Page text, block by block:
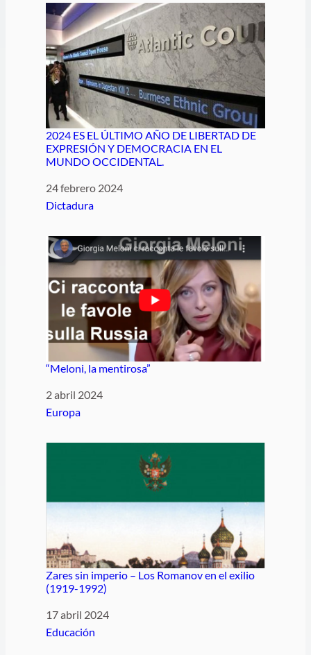
2024 ES EL ÚLTIMO AÑO DE LIBERTAD DE
EXPRESIÓN Y DEMOCRACIA EN EL
MUNDO OCCIDENTAL.
Fecha
24 febrero 2024
Respecto a
Dictadura
“Meloni, la mentirosa”
Fecha
2 abril 2024
Respecto a
Europa
Zares sin imperio – Los Romanov en el exilio
(1919-1992)
Fecha
17 abril 2024
Respecto a
Educación